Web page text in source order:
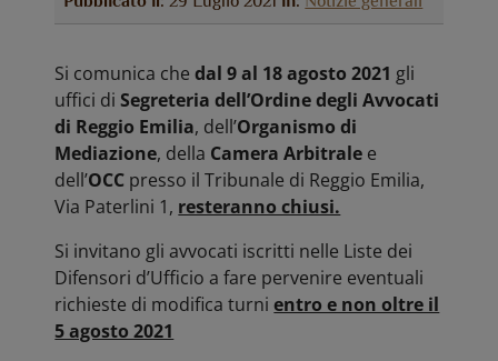
Si comunica chedal 9 al 18 agosto 2021 gli
uffici diSegreteria dell’Ordine degli Avvocati
di Reggio Emilia, dell’Organismo di
Mediazione, della Camera Arbitrale e
dell’OCC presso il Tribunale di Reggio Emilia,
Via Paterlini 1, resteranno chiusi.
Si invitano gli avvocati iscritti nelle Liste dei
Difensori d’Ufficio a fare pervenire eventuali
richieste di modifica turnientro e non oltre il
5 agosto 2021